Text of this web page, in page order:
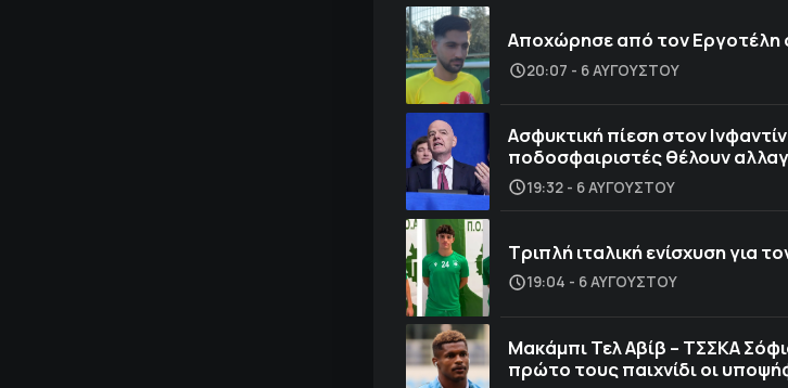
Αποχώρησε από τον Εργοτέλη
20:07 - 6 ΑΥΓΟΎΣΤΟΥ
Ασφυκτική πίεση στον
ποδοσφαιριστές θέλουν
19:32 - 6 ΑΥΓΟΎΣΤΟΥ
Τριπλή ιταλική ενίσχυση για
19:04 - 6 ΑΥΓΟΎΣΤΟΥ
Μακάμπι Τελ Αβίβ – ΤΣΣΚΑ
πρώτο τους παιχνίδι οι